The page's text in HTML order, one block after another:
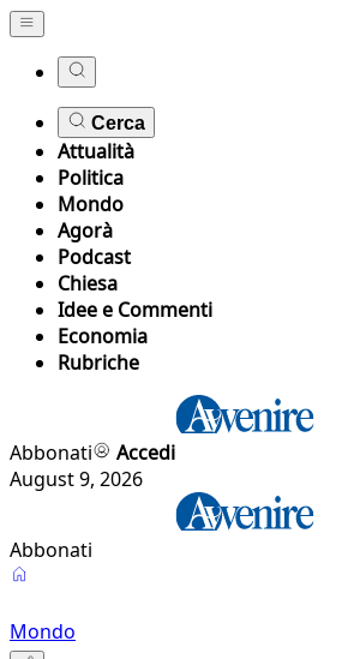
Cerca
Attualità
Politica
Mondo
Agorà
Podcast
Chiesa
Idee e Commenti
Economia
Rubriche
Abbonati
Accedi
August 9, 2026
Abbonati
Mondo